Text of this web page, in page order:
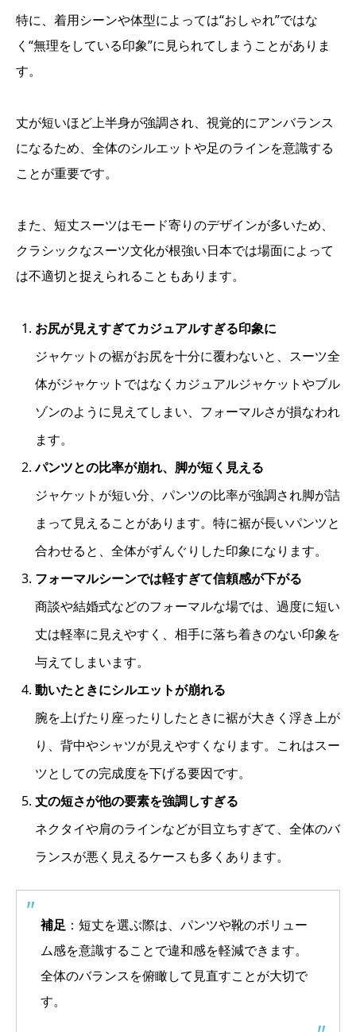
特に、着用シーンや体型によっては“おしゃれ”ではな
く“無理をしている印象”に見られてしまうことがありま
す。
丈が短いほど上半身が強調され、視覚的にアンバランス
になるため、全体のシルエットや足のラインを意識する
ことが重要です。
また、短丈スーツはモード寄りのデザインが多いため、
クラシックなスーツ文化が根強い日本では場面によって
は不適切と捉えられることもあります。
お尻が見えすぎてカジュアルすぎる印象に
ジャケットの裾がお尻を十分に覆わないと、スーツ全
体がジャケットではなくカジュアルジャケットやブル
ゾンのように見えてしまい、フォーマルさが損なわれ
ます。
パンツとの比率が崩れ、脚が短く見える
ジャケットが短い分、パンツの比率が強調され脚が詰
まって見えることがあります。特に裾が長いパンツと
合わせると、全体がずんぐりした印象になります。
フォーマルシーンでは軽すぎて信頼感が下がる
商談や結婚式などのフォーマルな場では、過度に短い
丈は軽率に見えやすく、相手に落ち着きのない印象を
与えてしまいます。
動いたときにシルエットが崩れる
腕を上げたり座ったりしたときに裾が大きく浮き上が
り、背中やシャツが見えやすくなります。これはスー
ツとしての完成度を下げる要因です。
丈の短さが他の要素を強調しすぎる
ネクタイや肩のラインなどが目立ちすぎて、全体のバ
ランスが悪く見えるケースも多くあります。
補足 ：短丈を選ぶ際は、パンツや靴のボリュー
ム感を意識することで違和感を軽減できます。
全体のバランスを俯瞰して見直すことが大切で
す。